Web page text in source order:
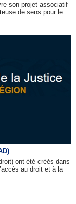
son projet associatif
de sens pour le
ont été créés dans
au droit et à la